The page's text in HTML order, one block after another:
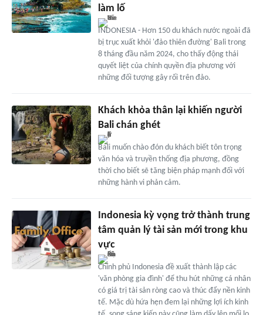
làm lố
INDONESIA - Hơn 150 du khách nước ngoài đã
bị trục xuất khỏi 'đảo thiên đường' Bali trong
8 tháng đầu năm 2024, cho thấy động thái
quyết liệt của chính quyền địa phương với
những đối tượng gây rối trên đảo.
Khách khỏa thân lại khiến người
Bali chán ghét
Bali muốn chào đón du khách biết tôn trọng
văn hóa và truyền thống địa phương, đồng
thời cho biết sẽ tăng biện pháp mạnh đối với
những hành vi phản cảm.
Indonesia kỳ vọng trở thành trung
tâm quản lý tài sản mới trong khu
vực
Chính phủ Indonesia đề xuất thành lập các
'văn phòng gia đình' để thu hút những cá nhân
có giá trị tài sản ròng cao và thúc đẩy nền kinh
tế. Mặc dù hứa hẹn đem lại những lợi ích kinh